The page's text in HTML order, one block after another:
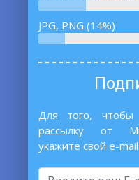
JPG, PNG (14%)
Для того, чтобы
рассылку от
укажите свой e-